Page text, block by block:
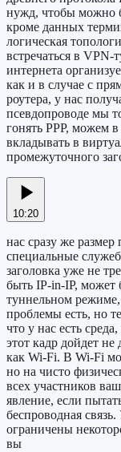
нужд, чтобы можно
кроме данных
логическая
встречаться в
интернета
как и в случае с
роутера, у нас
псевдопроводе мы
гонять PPP, можем
вкладывать в
промежуточного
10:20
нас сразу же
специальные
заголовка уже не
быть IP-in-IP, может
туннельном
проблемы есть, но
что у нас есть
этот кадр дойдет не
как Wi-Fi. В Wi-Fi
но на чисто
всех участников
явление, если
беспроводная
ограничены
вы